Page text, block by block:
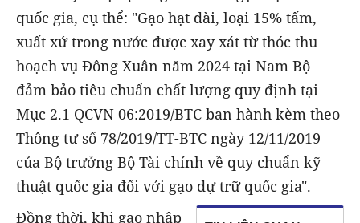
quốc gia, cụ thể: "Gạo hạt dài, loại 15% tấm,
xuất xứ trong nước được xay xát từ thóc thu
hoạch vụ Đông Xuân năm 2024 tại Nam Bộ
đảm bảo tiêu chuẩn chất lượng quy định tại
Mục 2.1 QCVN 06:2019/BTC ban hành kèm theo
Thông tư số 78/2019/TT-BTC ngày 12/11/2019
của Bộ trưởng Bộ Tài chính về quy chuẩn kỹ
thuật quốc gia đối với gạo dự trữ quốc gia".
Đồng thời, khi gạo nhập